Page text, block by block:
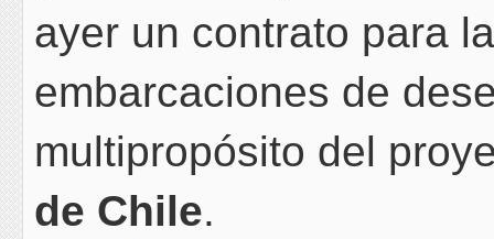
ayer un contrato para
embarcaciones de
multipropósito del
de Chile.